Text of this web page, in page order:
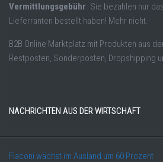
Vermittlungsgebühr. Sie bezahlen nur
Lieferranten bestellt haben! Mehr nicht.
B2B Online Marktplatz mit Produkten aus
Restposten, Sonderposten, Dropshipping
NACHRICHTEN AUS DER WIRTSCHAFT
Flaconi wächst im Ausland um 60 Prozent